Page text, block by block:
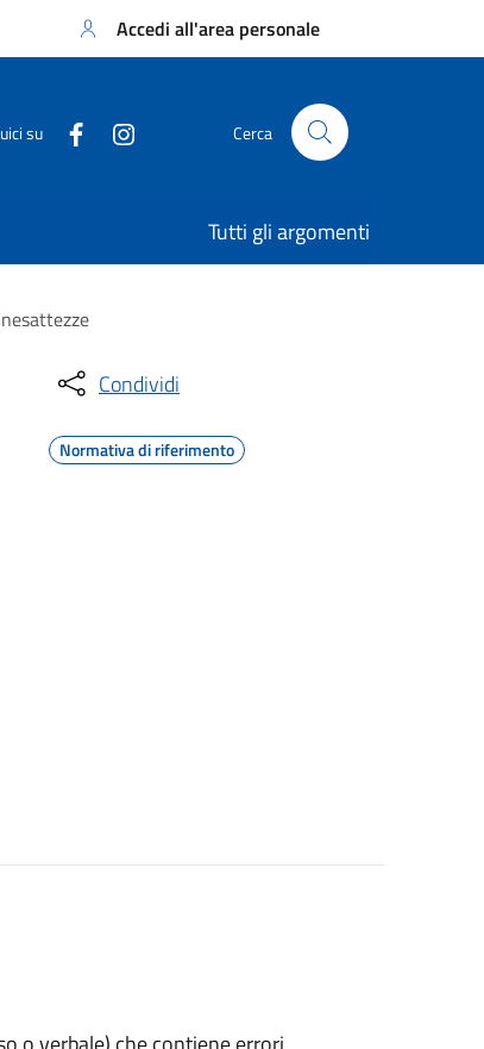
Accedi all'area personale
su Cerca
Tutti gli argomenti
Condividi
Normativa di riferimento